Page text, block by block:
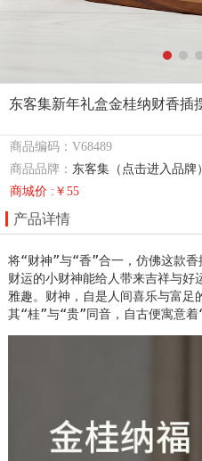
东客集新年礼盒金桂纳财香插
商品编码：V68489
商品品牌： 东客集（点击进入品牌）
商城价 :￥55
产品详情
将“财神”与“香”合一，仿佛这款
财运的小财神能给人带来吉祥与好
雅趣。财神，自是人间喜乐与富足
其“桂”与“贵”同音，自古便寓意着